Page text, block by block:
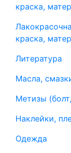
краска,
краска,
Литература
Масла,
Метизы
Наклейки,
Одежда